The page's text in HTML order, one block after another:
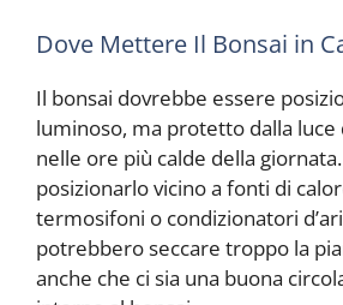
Dove Mettere Il Bonsai in
Il bonsai dovrebbe essere
luminoso, ma protetto dalla
nelle ore più calde della
posizionarlo vicino a fonti di
termosifoni o condizionatori
potrebbero seccare troppo la
anche che ci sia una buona